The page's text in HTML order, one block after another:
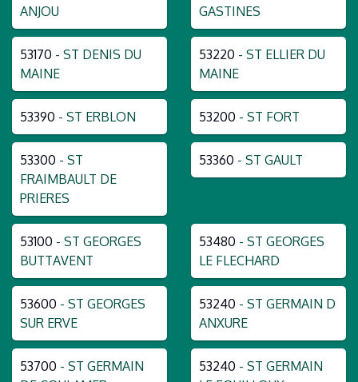
ANJOU GASTINES
53170 - ST DENIS DU
MAINE
53220 - ST ELLIER DU
MAINE
53390 - ST ERBLON 53200 - ST FORT
53300 - ST
FRAIMBAULT DE
PRIERES
53360 - ST GAULT
53100 - ST GEORGES
BUTTAVENT
53480 - ST GEORGES
LE FLECHARD
53600 - ST GEORGES
SUR ERVE
53240 - ST GERMAIN D
ANXURE
53700 - ST GERMAIN
53240 - ST GERMAIN